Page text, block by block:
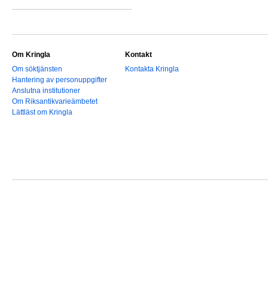
Om Kringla
Om söktjänsten
Hantering av personuppgifter
Anslutna institutioner
Om Riksantikvarieämbetet
Lättläst om Kringla
Kontakt
Kontakta Kringla